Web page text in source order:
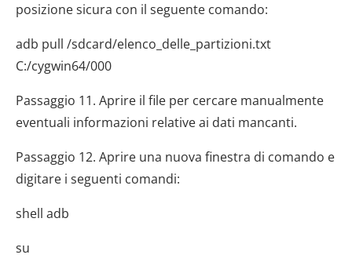
posizione sicura con il seguente comando:
adb pull /sdcard/elenco_delle_partizioni.txt
C:/cygwin64/000
Passaggio 11. Aprire il file per cercare manualmente
eventuali informazioni relative ai dati mancanti.
Passaggio 12. Aprire una nuova finestra di comando e
digitare i seguenti comandi:
shell adb
su